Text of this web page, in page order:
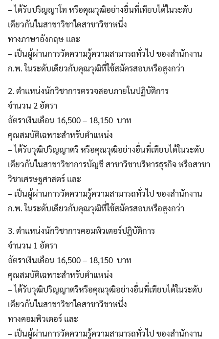
– ได้รับปริญญาโท หรือคุณวุฒิอย่างอื่นที่เทียบได้ในระดับ
เดียวกันในสาขาวิชาใดสาขาวิชาหนึ่ง
ทางภาษาอังกฤษ และ
– เป็นผู้ผ่านการวัดความรู้ความสามารถทั่วไป ของสำนักงาน
ก.พ. ในระดับเดียวกับคุณวุฒิที่ใช้สมัครสอบหรือสูงกว่า
2. ตำแหน่งนักวิชาการตรวจสอบภายในปฏิบัติการ
จำนวน 2 อัตรา
อัตราเงินเดือน 16,500 – 18,150 บาท
คุณสมบัติเฉพาะสำหรับตำแหน่ง
– ได้รับวุฒิปริญญาตรี หรือคุณวุฒิอย่างอื่นที่เทียบได้ในระดับ
เดียวกันในสาขาวิชาการบัญชี สาขาวิชาบริหารธุรกิจ หรือสาขา
วิชาเศรษฐศาสตร์ และ
– เป็นผู้ผ่านการวัดความรู้ความสามารถทั่วไป ของสำนักงาน
ก.พ. ในระดับเดียวกับคุณวุฒิที่ใช้สมัครสอบหรือสูงกว่า
3. ตำแหน่งนักวิชาการคอมพิวเตอร์ปฏิบัติการ
จำนวน 1 อัตรา
อัตราเงินเดือน 16,500 – 18,150 บาท
คุณสมบัติเฉพาะสำหรับตำแหน่ง
– ได้รับวุฒิปริญญาตรีหรือคุณวุฒิอย่างอื่นที่เทียบได้ในระดับ
เดียวกันในสาขาวิชาใดสาขาวิชาหนึ่ง
ทางคอมพิวเตอร์ และ
– เป็นผู้ผ่านการวัดความรู้ความสามารถทั่วไป ของสำนักงาน